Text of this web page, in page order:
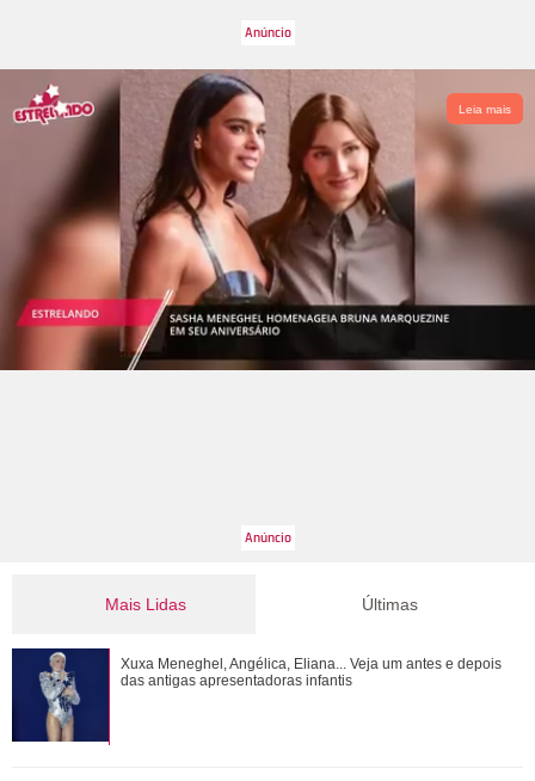
Leia mais
Mais Lidas
Tragam um CPF para ele! Confira tudo o que Shawn
Mendes já fez no Brasil
Últimas
Xuxa Meneghel, Angélica, Eliana... Veja um antes e depois
das antigas apresentadoras infantis